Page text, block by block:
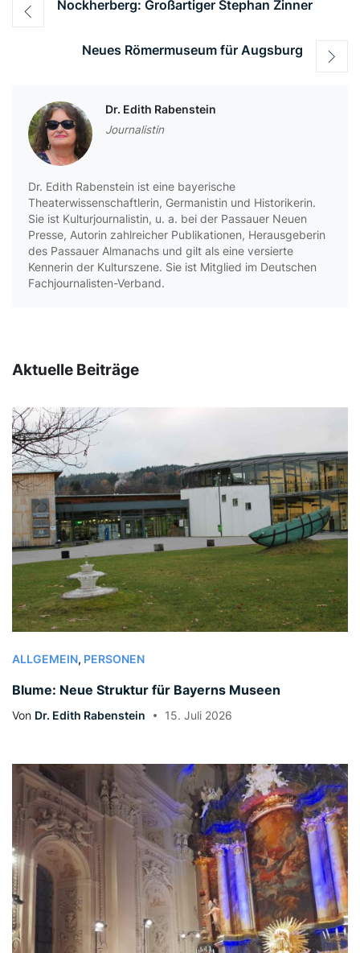
Beitragsnavigation
Nockherberg: Großartiger Stephan Zinner
Neues Römermuseum für Augsburg
Dr. Edith Rabenstein
Journalistin
Dr. Edith Rabenstein ist eine bayerische
Theaterwissenschaftlerin, Germanistin und Historikerin.
Sie ist Kulturjournalistin, u. a. bei der Passauer Neuen
Presse, Autorin zahlreicher Publikationen, Herausgeberin
des Passauer Almanachs und gilt als eine versierte
Kennerin der Kulturszene. Sie ist Mitglied im Deutschen
Fachjournalisten-Verband.
Aktuelle Beiträge
ALLGEMEIN, PERSONEN
Blume: Neue Struktur für Bayerns Museen
Von Dr. Edith Rabenstein 15. Juli 2026